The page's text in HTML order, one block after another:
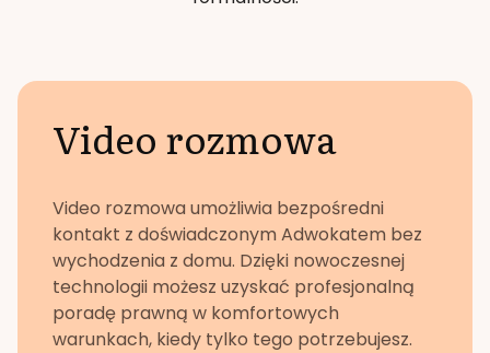
Video rozmowa
Video rozmowa umożliwia bezpośredni
kontakt z doświadczonym Adwokatem bez
wychodzenia z domu. Dzięki nowoczesnej
technologii możesz uzyskać profesjonalną
poradę prawną w komfortowych
warunkach, kiedy tylko tego potrzebujesz.